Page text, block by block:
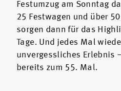
Festumzug am Sonntag
25 Festwagen und über
sorgen dann für das
Tage. Und jedes Mal
unvergessliches Erlebnis
bereits zum 55. Mal.